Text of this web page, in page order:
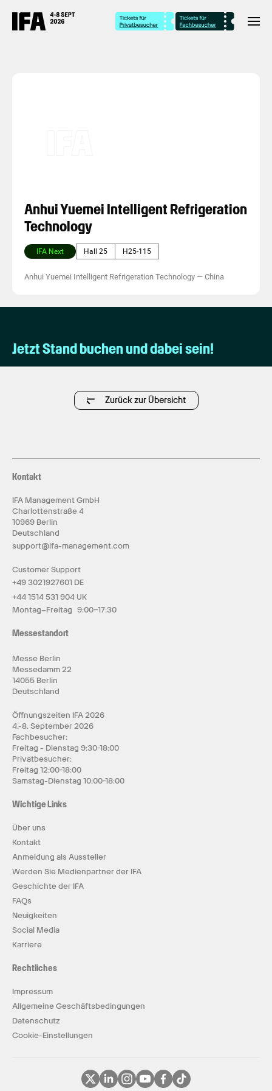
Anhui Yuemei Intelligent Refrigeration
Technology
IFA Next Hall 25 H25-115
Anhui Yuemei Intelligent Refrigeration Technology — China
Jetzt Stand buchen und dabei sein!
Zurück zur Übersicht
Kontakt
IFA Management GmbH
Charlottenstraße 4
10969 Berlin
Deutschland
support@ifa-management.com
Customer Support
+49 3021927601 DE
+44 1514 531 904 UK
Montag–Freitag 9:00–17:30
Messestandort
Messe Berlin
Messedamm 22
14055 Berlin
Deutschland
Öffnungszeiten IFA 2026
4.-8. September 2026
Fachbesucher:
Freitag - Dienstag 9:30-18:00
Privatbesucher:
Freitag 12:00-18:00
Samstag-Dienstag 10:00-18:00
Wichtige Links
Über uns
Kontakt
Anmeldung als Aussteller
Werden Sie Medienpartner der IFA
Geschichte der IFA
FAQs
Neuigkeiten
Social Media
Karriere
Rechtliches
Impressum
Allgemeine Geschäftsbedingungen
Datenschutz
Cookie-Einstellungen